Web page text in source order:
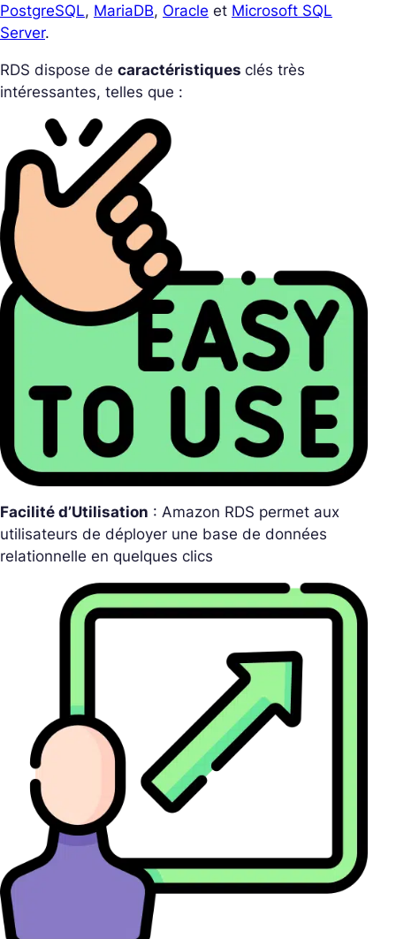
PostgreSQL, MariaDB, Oracle et Microsoft SQL
Server.
RDS dispose de caractéristiques clés très
intéressantes, telles que :
Facilité d’Utilisation : Amazon RDS permet aux
utilisateurs de déployer une base de données
relationnelle en quelques clics